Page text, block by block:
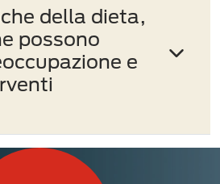
della dieta,
possono
e